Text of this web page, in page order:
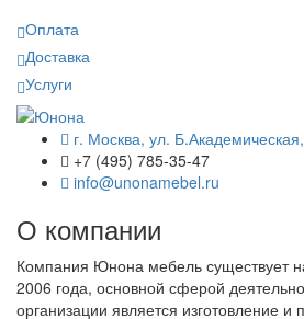
Оплата
Доставка
Услуги
г. Москва, ул.
+7 (495) 785-35-47
info@unonamebel.ru
О компании
Компания Юнона мебель существует
2006 года, основной сферой
организации является изготовление и